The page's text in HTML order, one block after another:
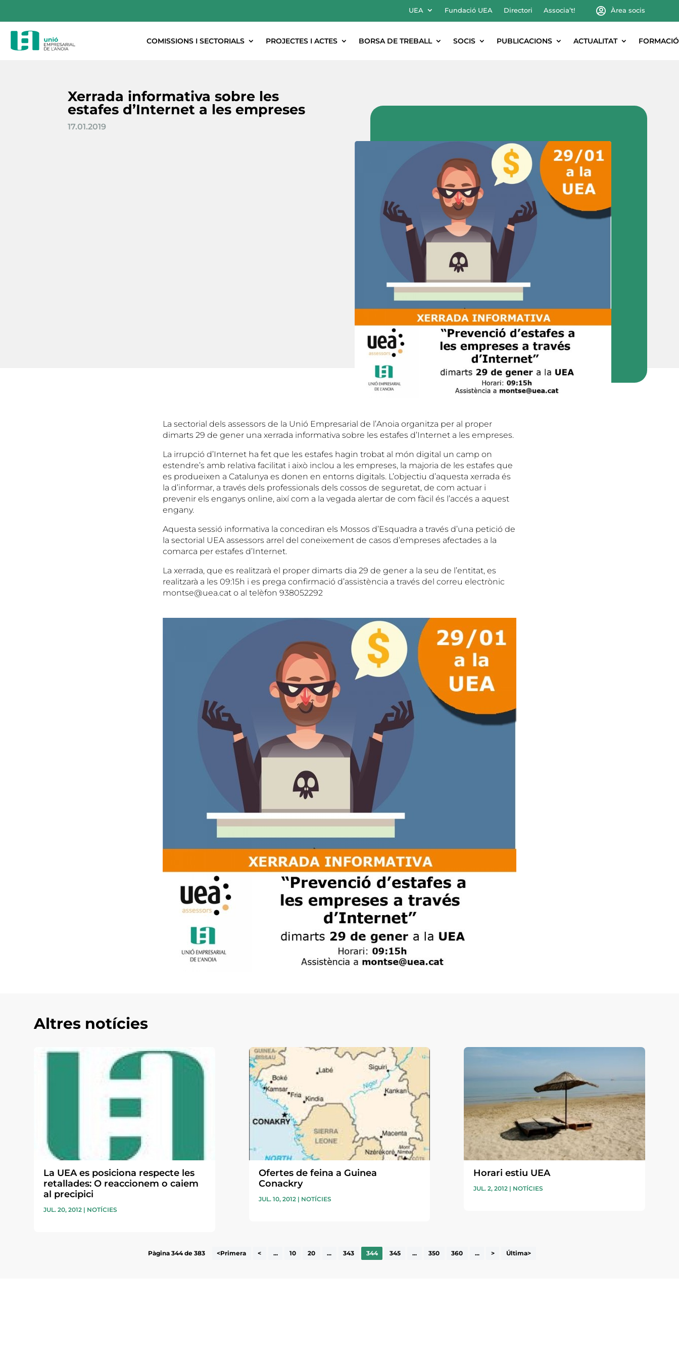
UEA Fundació UEA Directori Associa’t! Àrea socis
COMISSIONS I SECTORIALS PROJECTES I ACTES BORSA DE TREBALL SOCIS PUBLICACIONS ACTUALITAT FORMACIÓ
Xerrada informativa sobre les
estafes d’Internet a les empreses
17.01.2019
La sectorial dels assessors de la Unió Empresarial de l’Anoia organitza per al proper
dimarts 29 de gener una xerrada informativa sobre les estafes d’Internet a les empreses.
La irrupció d’Internet ha fet que les estafes hagin trobat al món digital un camp on
estendre’s amb relativa facilitat i això inclou a les empreses, la majoria de les estafes que
es produeixen a Catalunya es donen en entorns digitals. L’objectiu d’aquesta xerrada és
la d’informar, a través dels professionals dels cossos de seguretat, de com actuar i
prevenir els enganys online, així com a la vegada alertar de com fàcil és l’accés a aquest
engany.
Aquesta sessió informativa la concediran els Mossos d’Esquadra a través d’una petició de
la sectorial UEA assessors arrel del coneixement de casos d’empreses afectades a la
comarca per estafes d’Internet.
La xerrada, que es realitzarà el proper dimarts dia 29 de gener a la seu de l’entitat, es
realitzarà a les 09:15h i es prega confirmació d’assistència a través del correu electrònic
montse@uea.cat o al telèfon 938052292
Altres notícies
La UEA es posiciona respecte les
retallades: O reaccionem o caiem
al precipici
JUL. 20, 2012 | NOTÍCIES
Ofertes de feina a Guinea
Conackry
JUL. 10, 2012| NOTÍCIES
Horari estiu UEA
JUL. 2, 2012| NOTÍCIES
Pàgina 344 de 383 <Primera < ... 10 20 ... 343 344 345 ... 350 360 ... > Última>